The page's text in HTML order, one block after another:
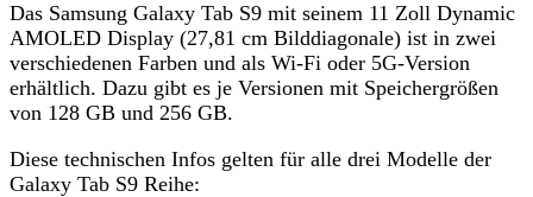
Das Samsung Galaxy Tab S9 mit seinem 11 Zoll Dynamic
AMOLED Display (27,81 cm Bilddiagonale) ist in zwei
verschiedenen Farben und als Wi-Fi oder 5G-Version
erhältlich. Dazu gibt es je Versionen mit Speichergrößen
von 128 GB und 256 GB.
Diese technischen Infos gelten für alle drei Modelle der
Galaxy Tab S9 Reihe: